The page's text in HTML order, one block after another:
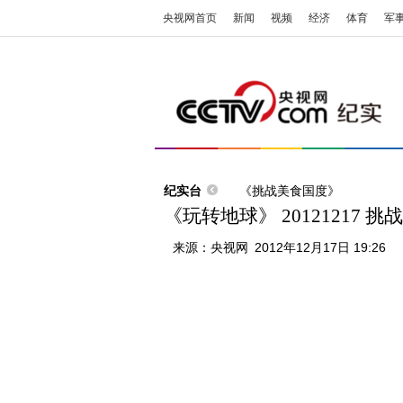
央视网首页 新闻 视频 经济 体育 军
纪实台 《挑战美食国度》
《玩转地球》 20121217 挑
来源： 央视网 2012年12月17日 19:26